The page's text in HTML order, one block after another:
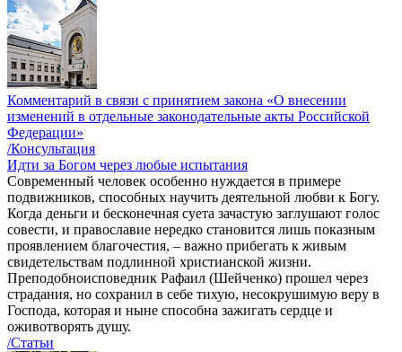
Комментарий в связи с принятием закона «О внесении
изменений в отдельные законодательные акты Российской
Федерации»
/Консультация
Идти за Богом через любые испытания
Современный человек особенно нуждается в примере
подвижников, способных научить деятельной любви к Богу.
Когда деньги и бесконечная суета зачастую заглушают голос
совести, и православие нередко становится лишь показным
проявлением благочестия, – важно прибегать к живым
свидетельствам подлинной христианской жизни.
Преподобноисповедник Рафаил (Шейченко) прошел через
страдания, но сохранил в себе тихую, несокрушимую веру в
Господа, которая и ныне способна зажигать сердце и
оживотворять душу.
/Статьи